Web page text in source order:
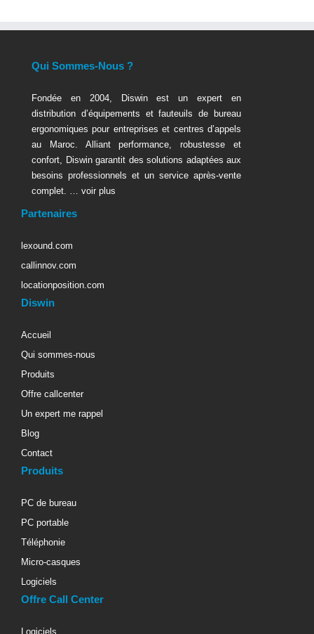
Qui Sommes-Nous ?
Fondée en 2004, Diswin est un expert en
distribution d’équipements et fauteuils de bureau
ergonomiques pour entreprises et centres d’appels
au Maroc. Alliant performance, robustesse et
confort, Diswin garantit des solutions adaptées aux
besoins professionnels et un service après-vente
complet. …
voir plus
Partenaires
lexound.com
callinnov.com
locationposition.com
Diswin
Accueil
Qui sommes-nous
Produits
Offre callcenter
Un expert me rappel
Blog
Contact
Produits
PC de bureau
PC portable
Téléphonie
Micro-casques
Logiciels
Offre Call Center
Logiciels